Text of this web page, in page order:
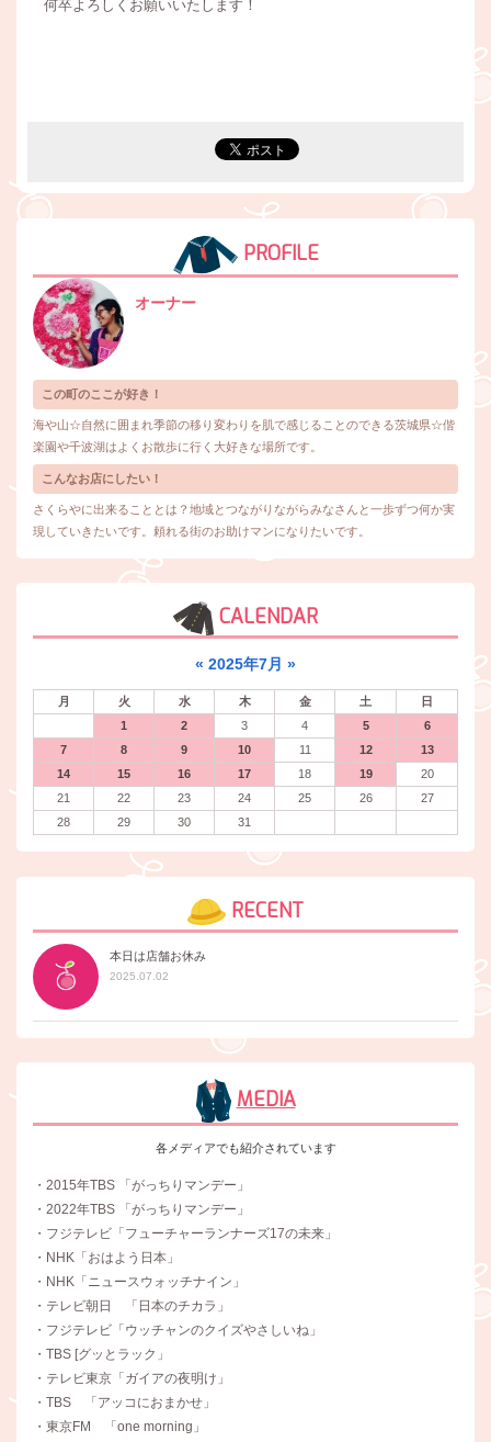
何卒よろしくお願いいたします！
PROFILE
オーナー
この町のここが好き！
海や山☆自然に囲まれ季節の移り変わりを肌で感じることのできる茨城県☆偕
楽園や千波湖はよくお散歩に行く大好きな場所です。
こんなお店にしたい！
さくらやに出来ることとは？地域とつながりながらみなさんと一歩ずつ何か実
現していきたいです。頼れる街のお助けマンになりたいです。
CALENDAR
« 2025年7月 »
月 火 水 木 金 土
日
1
2 3 4 5
6
7
8 9 10 11 12
13
14
15 16 17 18 19
20
21
22 23 24 25 26
27
28
29 30 31
RECENT
本日は店舗お休み
2025.07.02
MEDIA
各メディアでも紹介されています
・2015年TBS 「がっちりマンデー」
・2022年TBS 「がっちりマンデー」
・フジテレビ「フューチャーランナーズ17の未来」
・NHK「おはよう日本」
・NHK「ニュースウォッチナイン」
・テレビ朝日 「日本のチカラ」
・フジテレビ「ウッチャンのクイズやさしいね」
・TBS [グッとラック」
・テレビ東京「ガイアの夜明け」
・TBS 「アッコにおまかせ」
・東京FM 「one morning」